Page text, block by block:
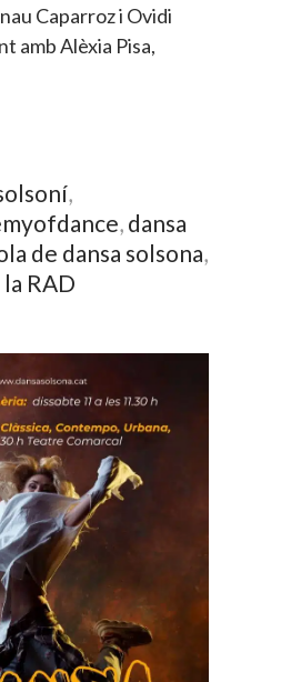
Caparroz i Ovidi
amb Alèxia Pisa,
,
, dansa
de dansa solsona,
RAD